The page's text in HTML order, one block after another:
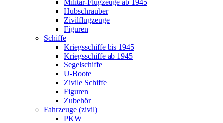
Militär-Flugzeuge ab 1945
Hubschrauber
Zivilflugzeuge
Figuren
Schiffe
Kriegsschiffe bis 1945
Kriegsschiffe ab 1945
Segelschiffe
U-Boote
Zivile Schiffe
Figuren
Zubehör
Fahrzeuge (zivil)
PKW